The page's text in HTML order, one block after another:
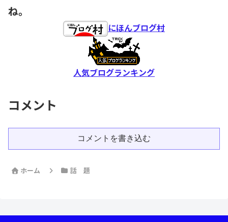
ね。
にほんブログ村
人気ブログランキング
コメント
コメントを書き込む
ホーム 話 題